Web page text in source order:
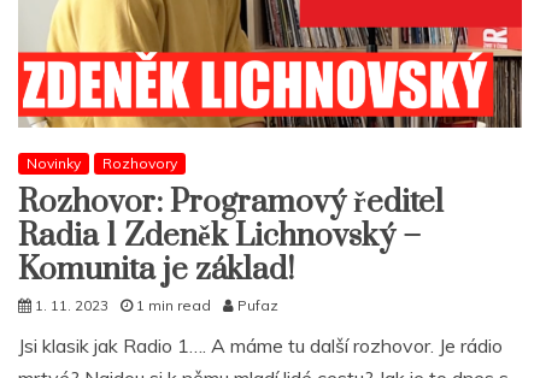
Novinky Rozhovory
Rozhovor: Programový ředitel
Radia 1 Zdeněk Lichnovský –
Komunita je základ!
1. 11. 2023 1 min read Pufaz
Jsi klasik jak Radio 1…. A máme tu další rozhovor. Je rádio